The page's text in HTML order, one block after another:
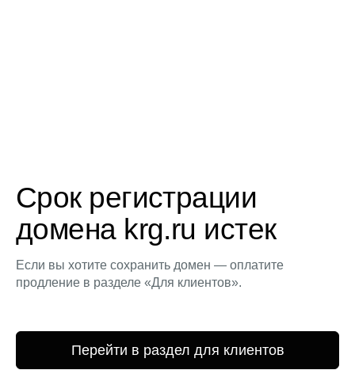
Срок регистрации
домена krg.ru истек
Если вы хотите сохранить домен — оплатите
продление в разделе «Для клиентов».
Перейти в раздел для клиентов